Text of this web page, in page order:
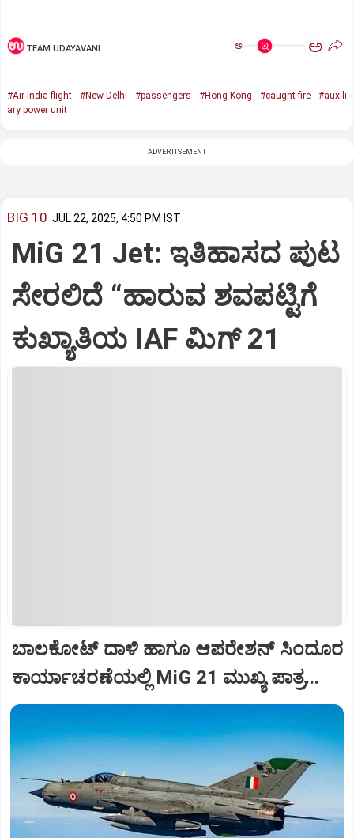
TEAM UDAYAVANI ಅ ಅ
#Air India flight #New Delhi #passengers #Hong Kong #caught fire
#auxili
ary power unit
ADVERTISEMENT
BIG 10 JUL 22, 2025, 4:50 PM IST
MiG 21 Jet: ಇತಿಹಾಸದ ಪುಟ
ಸೇರಲಿದೆ “ಹಾರುವ ಶವಪಟ್ಟಿಗೆ
ಕುಖ್ಯಾತಿಯ IAF ಮಿಗ್‌ 21
ಬಾಲಕೋಟ್‌ ದಾಳಿ ಹಾಗೂ ಆಪರೇಶನ್‌ ಸಿಂದೂರ
ಕಾರ್ಯಾಚರಣೆಯಲ್ಲಿ MiG 21 ಮುಖ್ಯ ಪಾತ್ರ...